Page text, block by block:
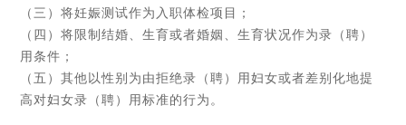
（三）将妊娠测试作为入职体检项目；
（四）将限制结婚、生育或者婚姻、生育状况作为录（聘）
用条件；
（五）其他以性别为由拒绝录（聘）用妇女或者差别化地提
高对妇女录（聘）用标准的行为。